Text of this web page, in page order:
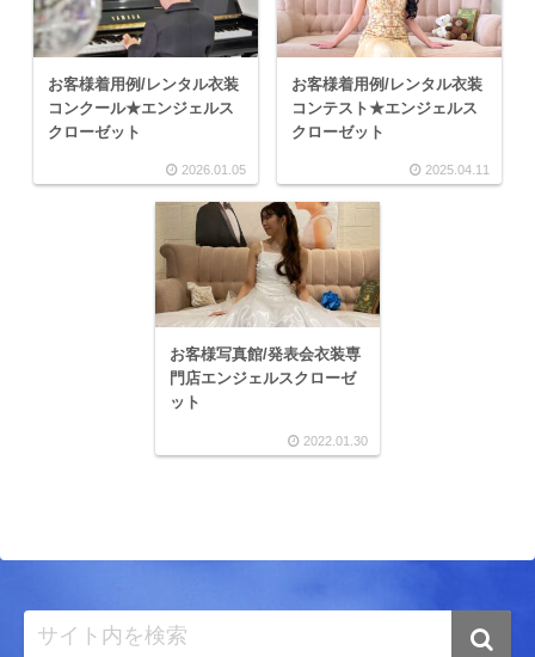
お客様着用例/レンタル衣装
コンクール★エンジェルス
クローゼット
2026.01.05
お客様着用例/レンタル衣装
コンテスト★エンジェルス
クローゼット
2025.04.11
お客様写真館/発表会衣装専
門店エンジェルスクローゼ
ット
2022.01.30